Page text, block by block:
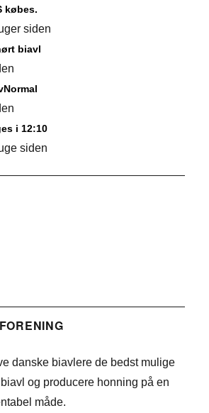
købes.
siden
biavl
i 12:10
siden
danske biavlere de bedst mulige
og producere honning på en
måde.